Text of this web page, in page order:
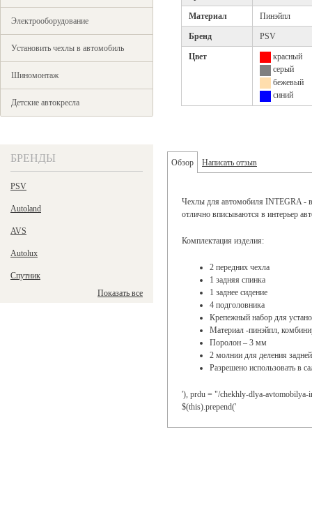
Электрооборудование
Установить чехлы в автомобиль
Шиномонтаж
Детские автокресла
БРЕНДЫ
PSV
Autoland
AVS
Autolux
Спутник
Показать все
Материал Пинэйпл
Бренд PSV
Цвет
красный
серый
бежевый
синий
Обзор Написать отзыв
Чехлы для автомобиля INTEGRA -
отлично вписываются в интерьер
Комплектация изделия:
2 передних чехла
1 задняя спинка
1 заднее сидение
4 подголовника
Крепежный набор для
Материал -пинэйпл,
Поролон – 3 мм
2 молнии для деления
Разрешено использовать в
'), prdu = "/chekhly-dlya-
$(this).prepend('